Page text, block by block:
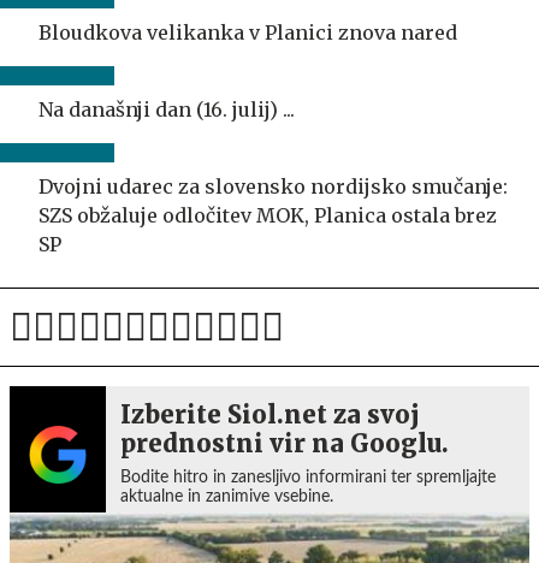
Bloudkova velikanka v Planici znova nared
Na današnji dan (16. julij) ...
Dvojni udarec za slovensko nordijsko smučanje:
SZS obžaluje odločitev MOK, Planica ostala brez
SP
Izberite Siol.net za svoj
prednostni vir na Googlu.
Bodite hitro in zanesljivo informirani ter spremljajte
aktualne in zanimive vsebine.